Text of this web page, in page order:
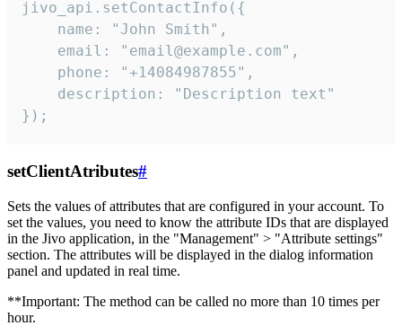
jivo_api.setContactInfo({
    name: "John Smith",
    email: "email@example.com",
    phone: "+14084987855",
    description: "Description text"
});
setClientAtributes#
Sets the values ​​of attributes that are configured in your account. To
set the values, you need to know the attribute IDs that are displayed
in the Jivo application, in the "Management" > "Attribute settings"
section. The attributes will be displayed in the dialog information
panel and updated in real time.
**Important: The method can be called no more than 10 times per
hour.